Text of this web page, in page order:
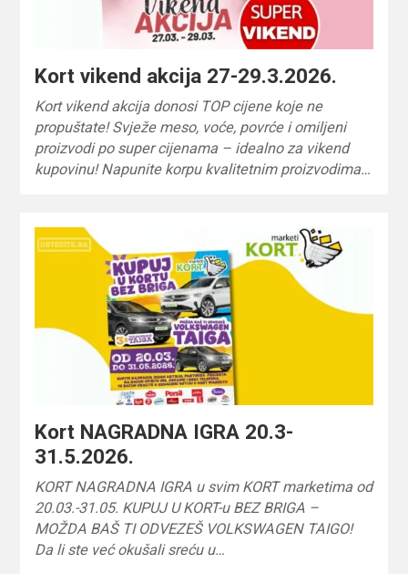
Kort vikend akcija 27-29.3.2026.
Kort vikend akcija donosi TOP cijene koje ne
propuštate! Svježe meso, voće, povrće i omiljeni
proizvodi po super cijenama – idealno za vikend
kupovinu! Napunite korpu kvalitetnim proizvodima…
Kort NAGRADNA IGRA 20.3-
31.5.2026.
KORT NAGRADNA IGRA u svim KORT marketima od
20.03.-31.05. KUPUJ U KORT-u BEZ BRIGA –
MOŽDA BAŠ TI ODVEZEŠ VOLKSWAGEN TAIGO!
Da li ste već okušali sreću u…